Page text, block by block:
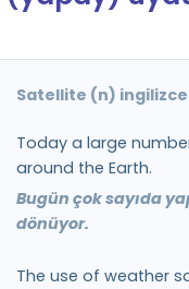
Satellite (n)
Today a large
around the Earth.
Bugün çok sayıda
dönüyor.
The use of weather